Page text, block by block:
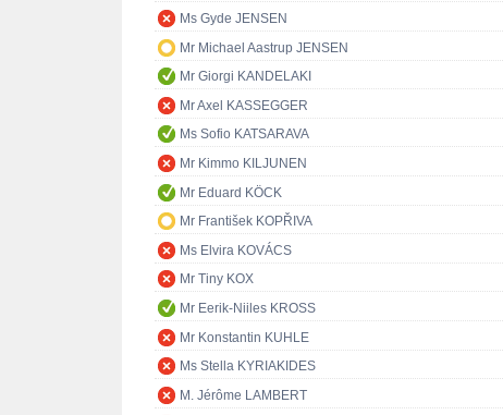
Ms Gyde JENSEN
Mr Michael Aastrup JENSEN
Mr Giorgi KANDELAKI
Mr Axel KASSEGGER
Ms Sofio KATSARAVA
Mr Kimmo KILJUNEN
Mr Eduard KÖCK
Mr František KOPŘIVA
Ms Elvira KOVÁCS
Mr Tiny KOX
Mr Eerik-Niiles KROSS
Mr Konstantin KUHLE
Ms Stella KYRIAKIDES
M. Jérôme LAMBERT